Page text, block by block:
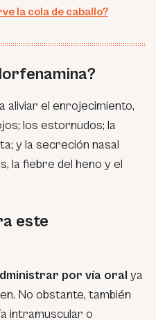
la cola de caballo?
aliviar el enrojecimiento,
los estornudos; la
y la secreción nasal
la fiebre del heno y el
este
por vía oral ya
No obstante, también
intramuscular o